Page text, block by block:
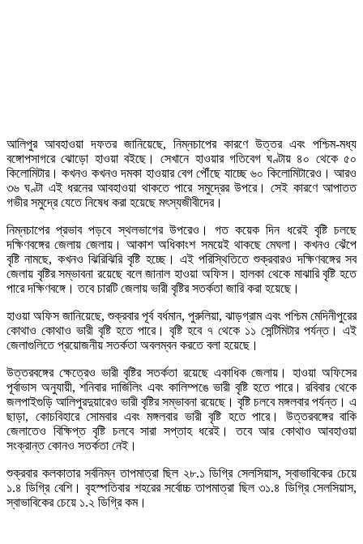
আলিপুর আবহাওয়া দফতর জানিয়েছে, নিম্নচাপের কারণে উত্তর এবং পশ্চিম-মধ্য
বঙ্গোপসাগরে ঝোড়ো হাওয়া বইছে। সেখানে হাওয়ার গতিবেগ ঘণ্টায় ৪০ থেকে ৫০
কিলোমিটার। কখনও কখনও দমকা হাওয়ার বেগ পৌঁছে যাচ্ছে ৬০ কিলোমিটারেও। আরও
৩৬ ঘণ্টা এই ধরনের আবহাওয়া থাকতে পারে সমুদ্রের উপরে। সেই কারণে আপাতত
গভীর সমুদ্রে যেতে নিষেধ করা হয়েছে মৎস্যজীবীদের।
নিম্নচাপের প্রভাব পড়বে স্থলভাগের উপরেও। গত কয়েক দিন ধরেই বৃষ্টি চলছে
দক্ষিণবঙ্গের জেলায় জেলায়। আকাশ অধিকাংশ সময়েই থাকছে মেঘলা। কখনও ঝেঁপে
বৃষ্টি নামছে, কখনও ঝিরিঝিরি বৃষ্টি হচ্ছে। এই পরিস্থিতিতে শুক্রবারও দক্ষিণবঙ্গের সব
জেলায় বৃষ্টির সম্ভাবনা রয়েছে বলে জানাল হাওয়া অফিস। হালকা থেকে মাঝারি বৃষ্টি হতে
পারে দক্ষিণবঙ্গে। তবে চারটি জেলায় ভারী বৃষ্টির সতর্কতা জারি করা হয়েছে।
হাওয়া অফিস জানিয়েছে, শুক্রবার পূর্ব বর্ধমান, পুরুলিয়া, ঝাড়গ্রাম এবং পশ্চিম মেদিনীপুরের
কোথাও কোথাও ভারী বৃষ্টি হতে পারে। বৃষ্টি হবে ৭ থেকে ১১ সেন্টিমিটার পর্যন্ত। এই
জেলাগুলিতে প্রয়োজনীয় সতর্কতা অবলম্বন করতে বলা হয়েছে।
উত্তরবঙ্গের ক্ষেত্রেও ভারী বৃষ্টির সতর্কতা রয়েছে একাধিক জেলায়। হাওয়া অফিসের
পূর্বাভাস অনুযায়ী, শনিবার দার্জিলিং এবং কালিম্পঙে ভারী বৃষ্টি হতে পারে। রবিবার থেকে
জলপাইগুড়ি আলিপুরদুয়ারেও ভারী বৃষ্টির সম্ভাবনা রয়েছে। বৃষ্টি চলবে মঙ্গলবার পর্যন্ত। এ
ছাড়া, কোচবিহারে সোমবার এবং মঙ্গলবার ভারী বৃষ্টি হতে পারে। উত্তরবঙ্গের বাকি
জেলাতেও বিক্ষিপ্ত বৃষ্টি চলবে সারা সপ্তাহ ধরেই। তবে আর কোথাও আবহাওয়া
সংক্রান্ত কোনও সতর্কতা নেই।
শুক্রবার কলকাতার সর্বনিম্ন তাপমাত্রা ছিল ২৮.১ ডিগ্রি সেলসিয়াস, স্বাভাবিকের চেয়ে
১.৪ ডিগ্রি বেশি। বৃহস্পতিবার শহরের সর্বোচ্চ তাপমাত্রা ছিল ৩১.৪ ডিগ্রি সেলসিয়াস,
স্বাভাবিকের চেয়ে ১.২ ডিগ্রি কম।